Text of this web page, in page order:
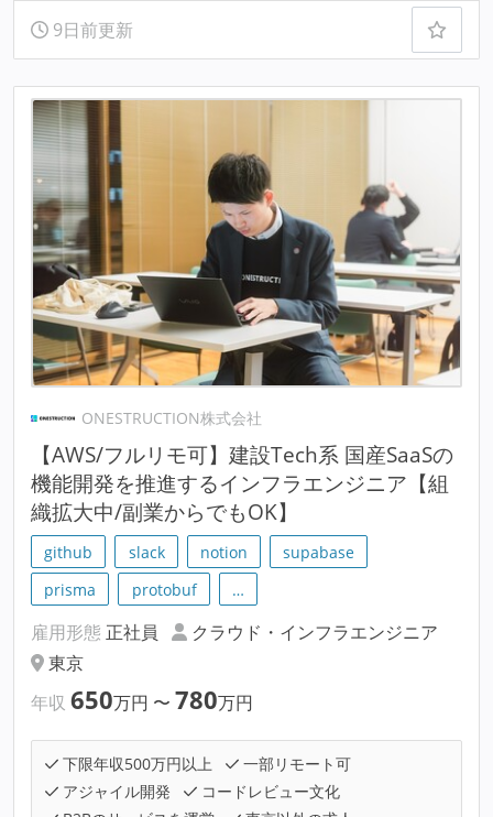
9日前更新
ONESTRUCTION株式会社
【AWS/フルリモ可】建設Tech系 国産SaaSの
機能開発を推進するインフラエンジニア【組
織拡大中/副業からでもOK】
github slack notion
supabase
prisma
protobuf …
雇用形態 正社員
クラウド・インフラエンジニア
東京
年収 650万円 〜 780万円
下限年収500万円以上
一部リモート可
アジャイル開発
コードレビュー文化